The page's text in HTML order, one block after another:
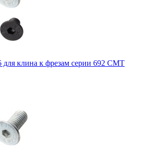
клина к фрезам серии 692 CMT